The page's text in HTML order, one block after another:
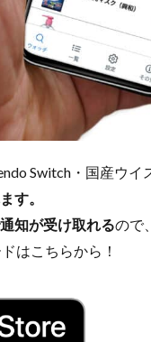
Switch・国産ウイ
す。
知が受け取れるので
はこちらから！